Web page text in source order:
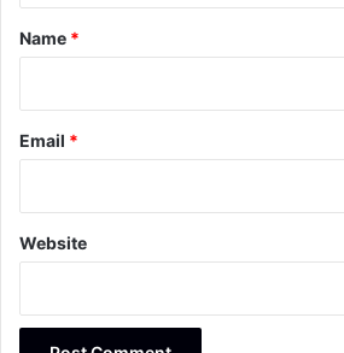
*
Name *
Email *
Website